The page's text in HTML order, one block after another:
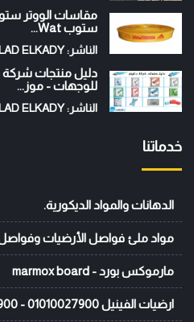
مقاسات الووتر
ستوب Wat...
الناشر: KHALAD ELKADY
دليل منتجات
للوجهات - موز...
الناشر: KHALAD ELKADY
خدماتنا
الدهانات والمواد الديكورية.
مواد ملئ فواصل الأرضيات وفواصل
مارموكس بورد - marmox board
ارضيات الفينيل 01010027900 - 01010042900.